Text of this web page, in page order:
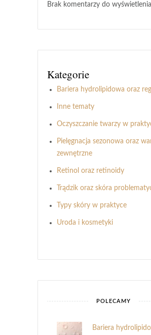
Brak komentarzy do
Kategorie
Bariera hydrolipidowa oraz
Inne tematy
Oczyszczanie twarzy w
Pielęgnacja sezonowa oraz
zewnętrzne
Retinol oraz retinoidy
Trądzik oraz skóra
Typy skóry w praktyce
Uroda i kosmetyki
POLECAMY
Bariera